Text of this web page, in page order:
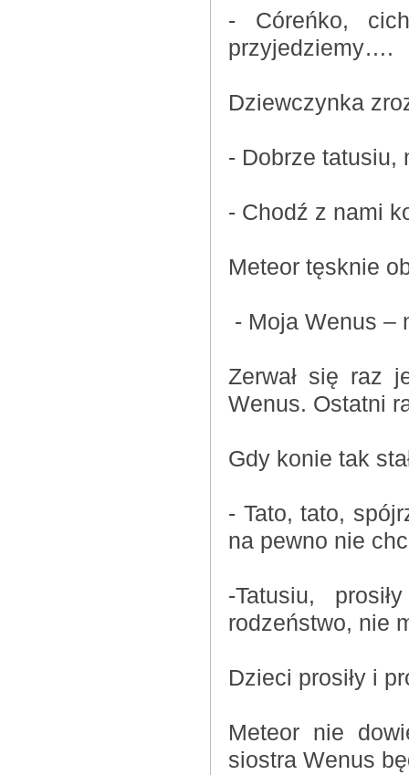
- Córeńko,
przyjedziemy….
Dziewczynka
- Dobrze tatusiu,
- Chodź z nami
Meteor tęsknie
- Moja Wenus –
Zerwał się raz
Wenus. Ostatni
Gdy konie tak
- Tato, tato,
na pewno nie
-Tatusiu,
rodzeństwo, nie
Dzieci prosiły i
Meteor nie
siostra Wenus